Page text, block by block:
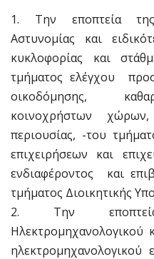
1. Την εποπτεία
Αστυνομίας και
κυκλοφορίας και
τμήματος ελέγχου
οικοδόμησης,
κοινοχρήστων
περιουσίας, -του
επιχειρήσεων και
ενδιαφέροντος και
τμήματος Διοικητικής
2. Την
Ηλεκτρομηχανολογικού
ηλεκτρομηχανολογικού